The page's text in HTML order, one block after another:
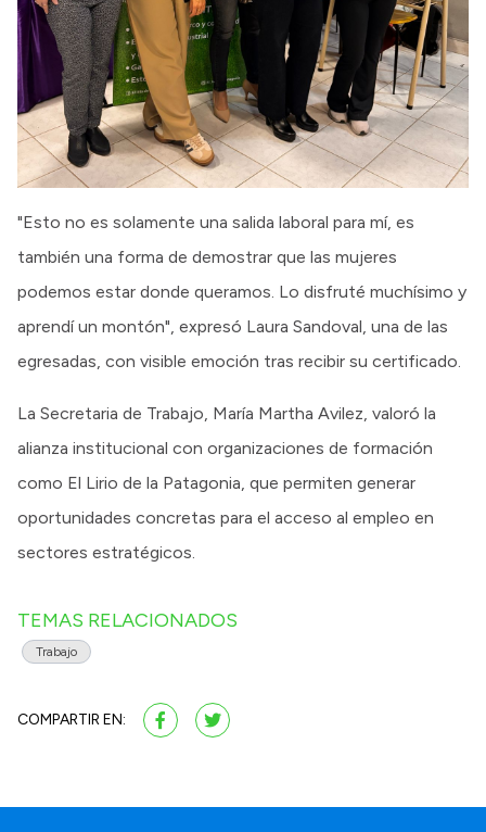
"Esto no es solamente una salida laboral para mí, es
también una forma de demostrar que las mujeres
podemos estar donde queramos. Lo disfruté muchísimo y
aprendí un montón", expresó Laura Sandoval, una de las
egresadas, con visible emoción tras recibir su certificado.
La Secretaria de Trabajo, María Martha Avilez, valoró la
alianza institucional con organizaciones de formación
como El Lirio de la Patagonia, que permiten generar
oportunidades concretas para el acceso al empleo en
sectores estratégicos.
TEMAS RELACIONADOS
Trabajo
COMPARTIR EN: